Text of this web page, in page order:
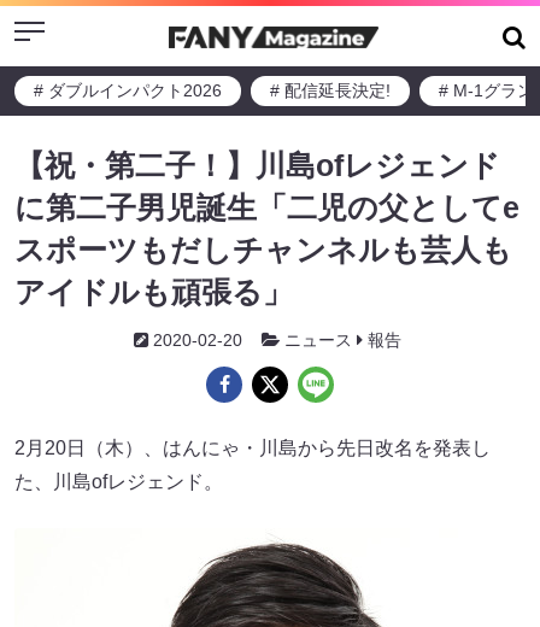
Menu
# ダブルインパクト2026 # 配信延長決定! # M-1グラン
【祝・第二子！】川島ofレジェンド
に第二子男児誕生「二児の父としてe
スポーツもだしチャンネルも芸人も
アイドルも頑張る」
2020-02-20 ニュース 報告
2月20日（木）、はんにゃ・川島から先日改名を発表し
た、川島ofレジェンド。